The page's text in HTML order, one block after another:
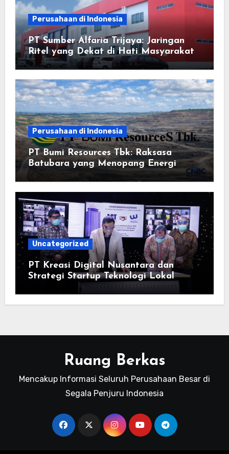
Perusahaan di Indonesia
PT Sumber Alfaria Trijaya: Jaringan
Ritel yang Dekat di Hati Masyarakat
Perusahaan di Indonesia
PT Bumi Resources Tbk: Raksasa
Batubara yang Menopang Energi
Uncategorized
PT Kreasi Digital Nusantara dan
Strategi Startup Teknologi Lokal
Ruang Berkas
Mencakup Informasi Seluruh Perusahaan Besar di
Segala Penjuru Indonesia